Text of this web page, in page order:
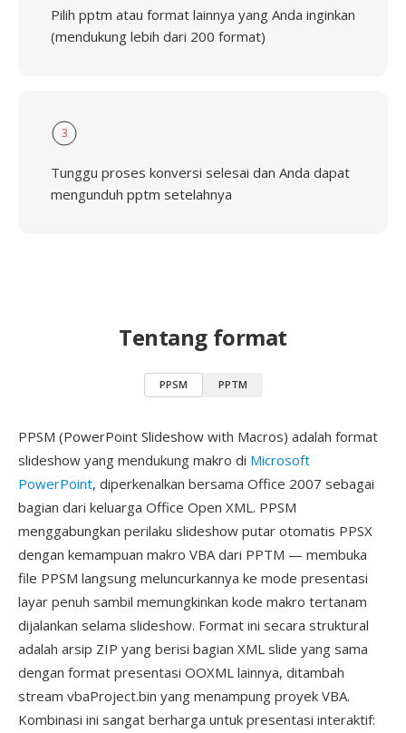
Pilih pptm atau format lainnya yang Anda inginkan
(mendukung lebih dari 200 format)
3
Tunggu proses konversi selesai dan Anda dapat
mengunduh pptm setelahnya
Tentang format
PPSM PPTM
PPSM (PowerPoint Slideshow with Macros) adalah format
slideshow yang mendukung makro di Microsoft
PowerPoint, diperkenalkan bersama Office 2007 sebagai
bagian dari keluarga Office Open XML. PPSM
menggabungkan perilaku slideshow putar otomatis PPSX
dengan kemampuan makro VBA dari PPTM — membuka
file PPSM langsung meluncurkannya ke mode presentasi
layar penuh sambil memungkinkan kode makro tertanam
dijalankan selama slideshow. Format ini secara struktural
adalah arsip ZIP yang berisi bagian XML slide yang sama
dengan format presentasi OOXML lainnya, ditambah
stream vbaProject.bin yang menampung proyek VBA.
Kombinasi ini sangat berharga untuk presentasi interaktif: